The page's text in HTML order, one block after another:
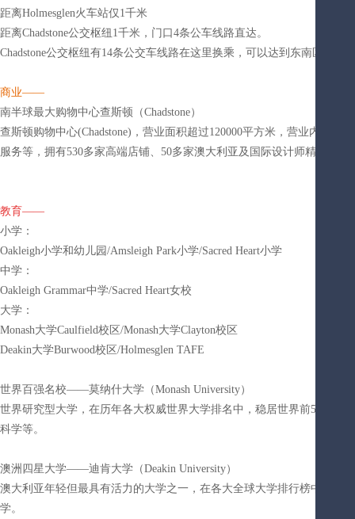
距离Holmesglen火车站仅1千米
距离Chadstone公交枢纽1千米，门口4条公车线路直达。
Chadstone公交枢纽有14条公交车线路在这里换乘，可以达到东南区每一
商业——
南半球最大购物中心查斯顿（Chadstone）
查斯顿购物中心(Chadstone)，营业面积超过120000平方米，营业内容
服务等，拥有530多家高端店铺、50多家澳大利亚及国际设计师精品店
教育——
小学：
Oakleigh小学和幼儿园/Amsleigh Park小学/Sacred Heart小学
中学：
Oakleigh Grammar中学/Sacred Heart女校
大学：
Monash大学Caulfield校区/Monash大学Clayton校区
Deakin大学Burwood校区/Holmesglen TAFE
世界百强名校——莫纳什大学（Monash University）
世界研究型大学，在历年各大权威世界大学排名中，稳居世界前50。优
科学等。
澳洲四星大学——迪肯大学（Deakin University）
澳大利亚年轻但最具有活力的大学之一，在各大全球大学排行榜中，稳
学。